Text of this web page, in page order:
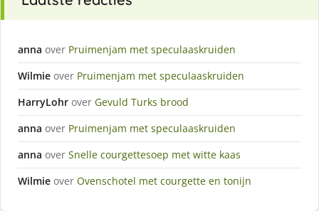
anna over Pruimenjam met speculaaskruiden
Wilmie over Pruimenjam met speculaaskruiden
HarryLohr over Gevuld Turks brood
anna over Pruimenjam met speculaaskruiden
anna over Snelle courgettesoep met witte kaas
Wilmie over Ovenschotel met courgette en tonijn